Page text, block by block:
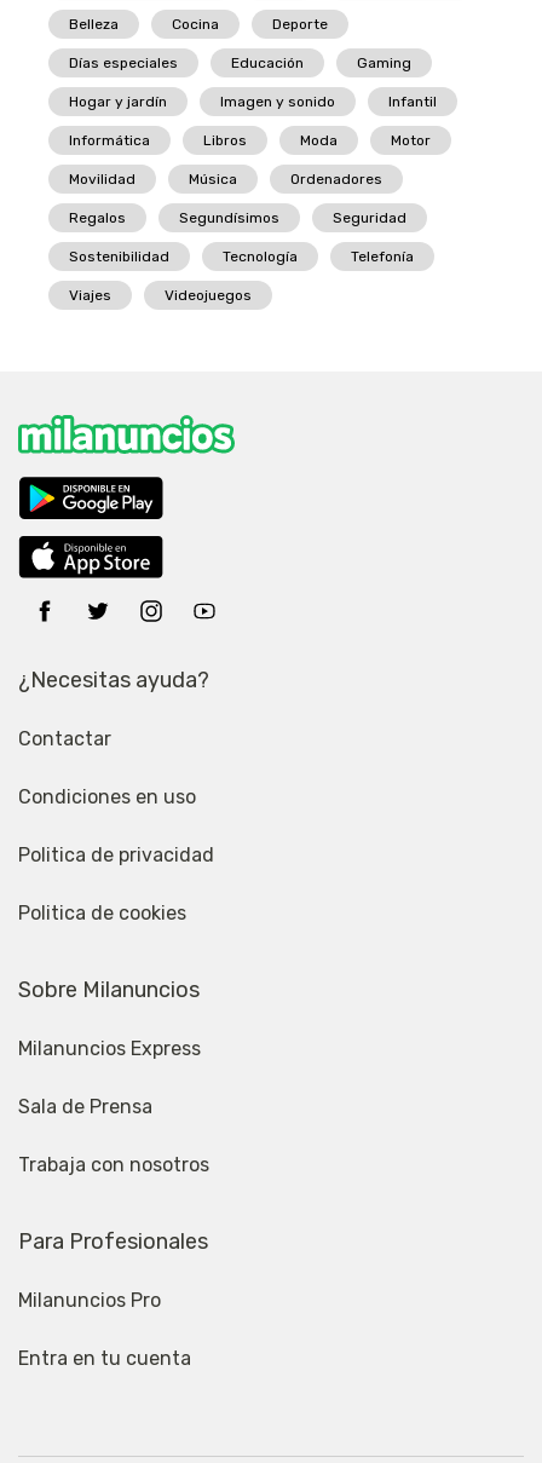
Belleza Cocina Deporte
Días especiales Educación Gaming
Hogar y jardín Imagen y sonido Infantil
Informática Libros Moda Motor
Movilidad Música Ordenadores
Regalos Segundísimos Seguridad
Sostenibilidad Tecnología Telefonía
Viajes Videojuegos
¿Necesitas ayuda?
Contactar
Condiciones en uso
Politica de privacidad
Politica de cookies
Sobre Milanuncios
Milanuncios Express
Sala de Prensa
Trabaja con nosotros
Para Profesionales
Milanuncios Pro
Entra en tu cuenta